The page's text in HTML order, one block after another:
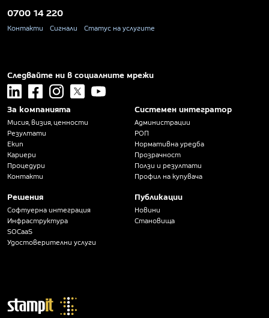
0700 14 220
Контакти Сигнали Статус на услугите
Следвайте ни в социалните мрежи
linkedin facebookinstagram
x youtube
За компанията
Мисия, визия, ценности
Резултати
Екип
Кариери
Процедури
Контакти
Решения
Софтуерна интеграция
Инфраструктура
SOCaaS
Удостоверителни услуги
Системен интегратор
Администрации
РОП
Нормативна уредба
Прозрачност
Ползи и резултати
Профил на купувача
Публикации
Новини
Становища